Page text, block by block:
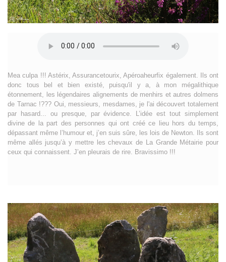
Mea culpa !!! Astérix, Assurancetourix, Apéroaheurfix également. Ils ont
donc tous bel et bien existé, puisqu'il y a, à mon mégalithique
étonnement, les légendaires alignements de menhirs et autres dolmens
de Tarnac !??? Oui, messieurs, mesdames, je l'ai découvert totalement
par hasard... ou presque, par évidence. L’idée est tout simplement
divine de la part des personnes qui ont créé ce lieu hors du temps,
dépassant même l’humour et, j’en suis sûre, les lois de Newton. Ils sont
même allés jusqu’à y mettre les chevaux de La Grande Métairie pour
ceux qui connaissent. J’en pleurais de rire. Bravissimo !!!